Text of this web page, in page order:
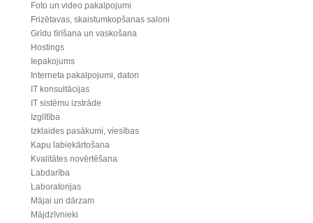
Foto un video pakalpojumi
Frizētavas, skaistumkopšanas saloni
Grīdu tīrīšana un vaskošana
Hostings
Iepakojums
Interneta pakalpojumi, datori
IT konsultācijas
IT sistēmu izstrāde
Izglītība
Izklaides pasākumi, viesības
Kapu labiekārtošana
Kvalitātes novērtēšana
Labdarība
Laboratorijas
Mājai un dārzam
Mājdzīvnieki